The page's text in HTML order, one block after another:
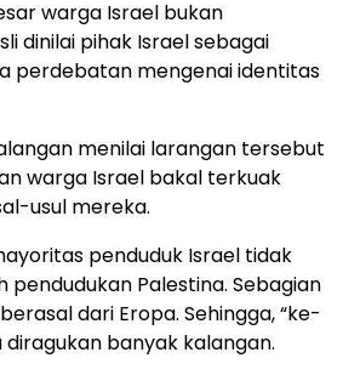
warga Israel bukan
dinilai pihak Israel sebagai
perdebatan mengenai identitas
menilai larangan tersebut
warga Israel bakal terkuak
usul mereka.
penduduk Israel tidak
pendudukan Palestina. Sebagian
dari Eropa. Sehingga, “ke-
banyak kalangan.